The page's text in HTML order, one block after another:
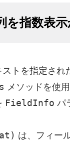
を指数表
トを指定さ
メソッドを使
FieldInfo パ
は、フィー